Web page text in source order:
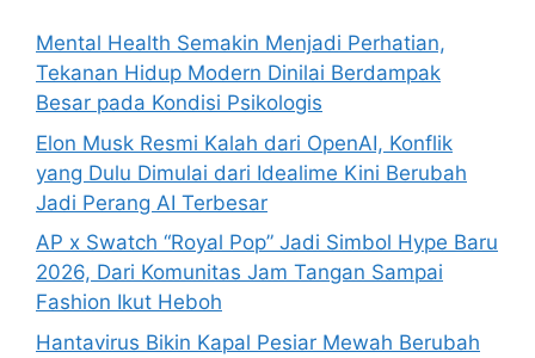
r
:
Mental Health Semakin Menjadi Perhatian,
Tekanan Hidup Modern Dinilai Berdampak
Besar pada Kondisi Psikologis
Elon Musk Resmi Kalah dari OpenAI, Konflik
yang Dulu Dimulai dari Idealime Kini Berubah
Jadi Perang AI Terbesar
AP x Swatch “Royal Pop” Jadi Simbol Hype Baru
2026, Dari Komunitas Jam Tangan Sampai
Fashion Ikut Heboh
Hantavirus Bikin Kapal Pesiar Mewah Berubah